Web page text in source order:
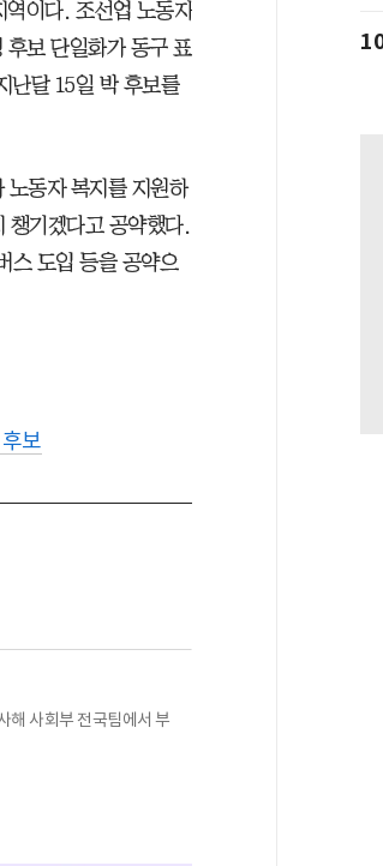
역이다. 조선업 노동자
보 단일화가 동구 표
난달 15일 박 후보를
노동자 복지를 지원하
챙기겠다고 공약했다.
스 도입 등을 공약으
보
해 사회부 전국팀에서 부